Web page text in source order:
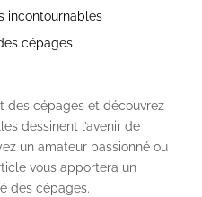
incontournables
cépages
des cépages et découvrez
dessinent l’avenir de
un amateur passionné ou
vous apportera un
des cépages.